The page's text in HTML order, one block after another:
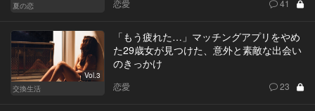
夏の恋
恋愛 41
Vol.3
交換生活
「もう疲れた…」マッチングアプリをやめ
た29歳女が見つけた、意外と素敵な出会い
のきっかけ
恋愛 23